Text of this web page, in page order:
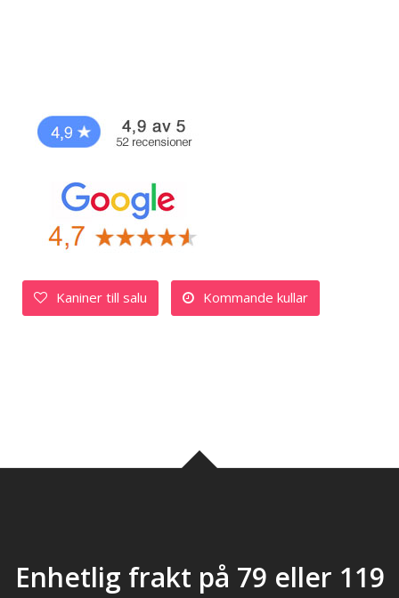
Kaniner till salu Kommande kullar
Enhetlig frakt på 79 eller 119